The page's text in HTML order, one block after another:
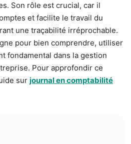
Son rôle est crucial, car il
et facilite le travail du
une traçabilité irréprochable.
pour bien comprendre, utiliser
fondamental dans la gestion
Pour approfondir ce
sur journal en comptabilité